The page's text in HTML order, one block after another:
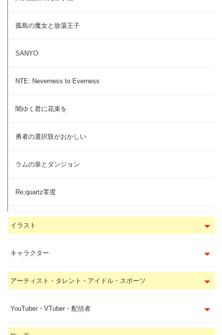
孤島の魔女と放蕩王子
SANYO
NTE: Neverness to Everness
闇ゆく君に花束を
勇者の選択肢がおかしい
ラムの泉とダンジョン
Re;quartz零度
イラスト
キャラクター
アーティスト・タレント・アイドル・スポーツ
YouTuber・VTuber・配信者